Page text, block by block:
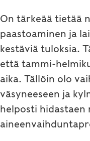
On tärkeää tietää
paastoaminen ja
kestäviä tuloksia.
että tammi-
aika. Tällöin olo
väsyneeseen ja
helposti hidastaen